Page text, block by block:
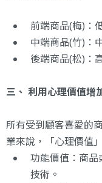
前端商品(梅)：
中端商品(竹)：
後端商品(松)：
三、 利用心理價值增
所有受到顧客喜愛的
業來說，「心理價值
功能價值：商
技術。